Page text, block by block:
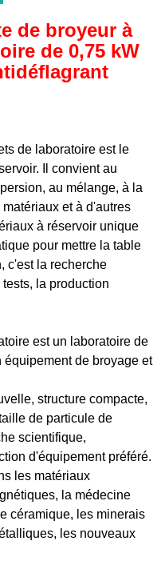
de broyeur à
de 0,75 kW
de laboratoire est le
Il convient au
au mélange, à la
et à d'autres
à réservoir unique
pour mettre la table
c'est la recherche
la production
est un laboratoire de
de broyage et
structure compacte,
de particule de
scientifique,
d'équipement préféré.
les matériaux
la médecine
céramique, les minerais
les nouveaux